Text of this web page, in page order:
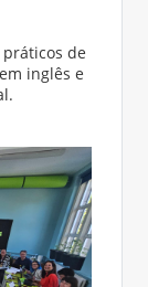
de
inglês e